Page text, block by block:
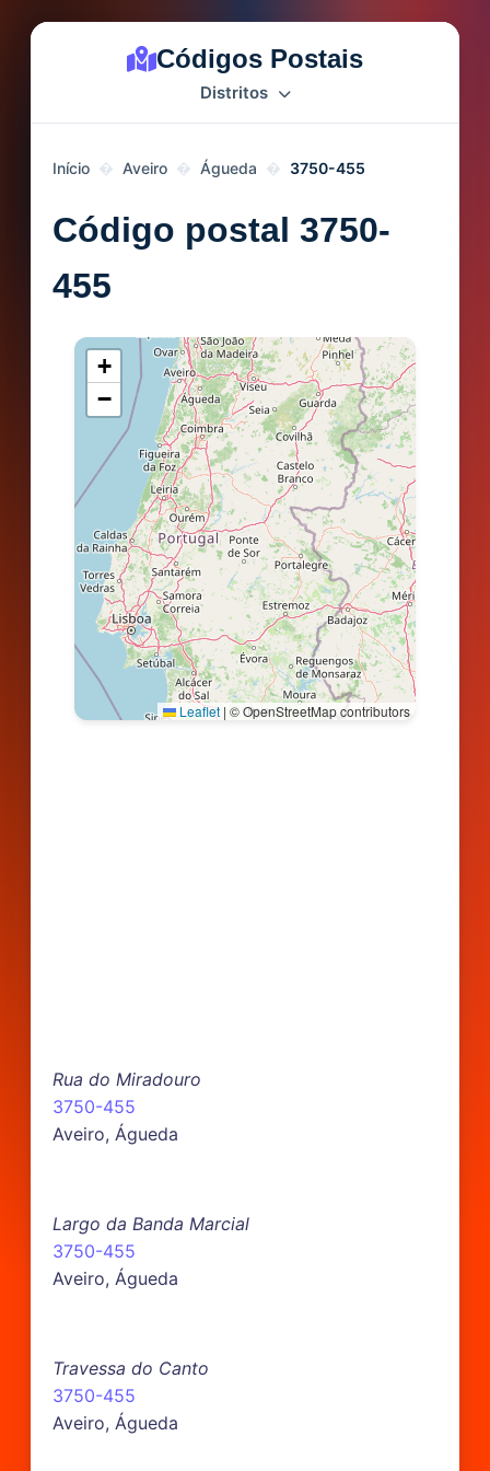
Códigos Postais
Distritos
Início Aveiro Águeda 3750-455
Código postal 3750-
455
+
−
Leaflet | © OpenStreetMap contributors
Rua do Miradouro
3750-455
Aveiro, Águeda
Largo da Banda Marcial
3750-455
Aveiro, Águeda
Travessa do Canto
3750-455
Aveiro, Águeda